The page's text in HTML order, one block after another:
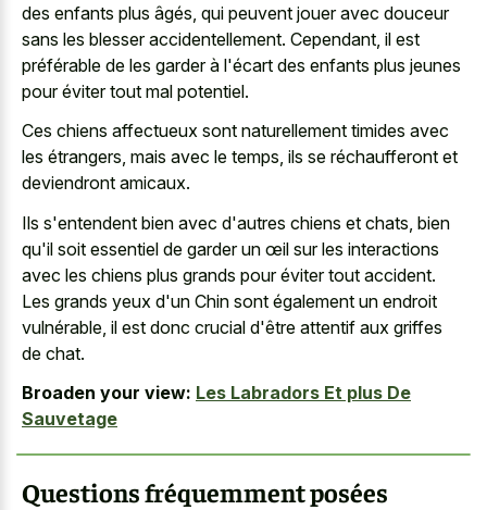
des enfants plus âgés, qui peuvent jouer avec douceur
sans les blesser accidentellement. Cependant, il est
préférable de les garder à l'écart des enfants plus jeunes
pour éviter tout mal potentiel.
Ces chiens affectueux sont naturellement timides avec
les étrangers, mais avec le temps, ils se réchaufferont et
deviendront amicaux.
Ils s'entendent bien avec d'autres chiens et chats, bien
qu'il soit essentiel de garder un œil sur les interactions
avec les chiens plus grands pour éviter tout accident.
Les grands yeux d'un Chin sont également un endroit
vulnérable, il est donc crucial d'être attentif aux griffes
de chat.
Broaden your view: Les Labradors Et plus De
Sauvetage
Questions fréquemment posées